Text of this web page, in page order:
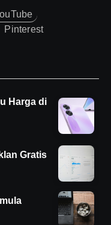
Pinterest
Harga di
Gratis